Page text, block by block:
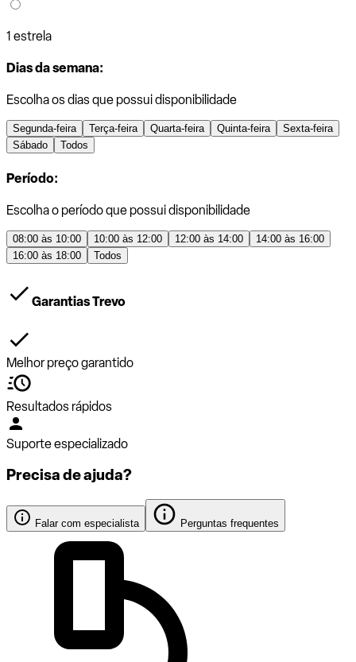
1 estrela
Dias da semana:
Escolha os dias que possui disponibilidade
Segunda-feira Terça-feira Quarta-feira Quinta-feira
Sexta-feira
Sábado
Todos
Período:
Escolha o período que possui disponibilidade
08:00 às 10:00 10:00 às 12:00 12:00 às 14:00
14:00 às 16:00
16:00 às 18:00
Todos
Garantias Trevo
Melhor preço garantido
Resultados rápidos
Suporte especializado
Precisa de ajuda?
Falar com especialista Perguntas frequentes